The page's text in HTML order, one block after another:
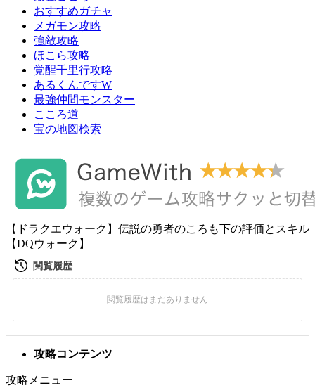
おすすめガチャ
メガモン攻略
強敵攻略
ほこら攻略
覚醒千里行攻略
あるくんですW
最強仲間モンスター
こころ道
宝の地図検索
【ドラクエウォーク】伝説の勇者のころも下の評価とスキル
【DQウォーク】
攻略コンテンツ
攻略メニュー